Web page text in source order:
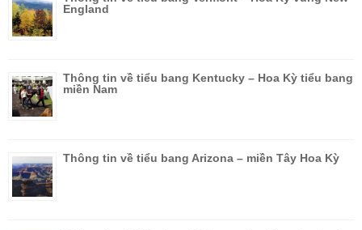
England
Thông tin về tiểu bang Kentucky – Hoa Kỳ tiểu bang
miền Nam
Thông tin về tiểu bang Arizona – miền Tây Hoa Kỳ